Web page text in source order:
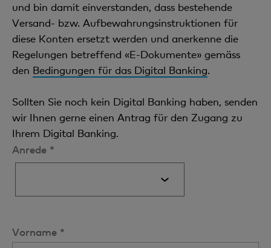
und bin damit einverstanden, dass bestehende
Versand- bzw. Aufbewahrungsinstruktionen für
diese Konten ersetzt werden und anerkenne die
Regelungen betreffend «E-Dokumente» gemäss
den Bedingungen für das Digital Banking.
Sollten Sie noch kein Digital Banking haben, senden
wir Ihnen gerne einen Antrag für den Zugang zu
Ihrem Digital Banking.
Anrede *
Vorname *